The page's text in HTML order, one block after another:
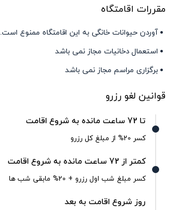
مقررات اقامتگاه
آوردن حیوانات خانگی به این اقامتگاه ممنوع است.
استعمال دخانیات مجاز نمی باشد
برگزاری مراسم مجاز نمی باشد
قوانین لغو رزرو
تا 72 ساعت مانده به شروع اقامت
کسر 20% از مبلغ کل رزرو
کمتر از 72 ساعت مانده به شروع اقامت
کسر مبلغ شب اول رزرو + 20% مابقی شب ها
روز شروع اقامت به بعد